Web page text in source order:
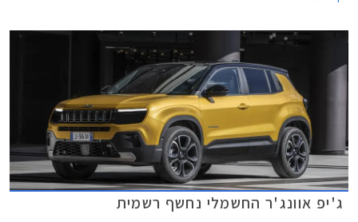
ג'יפ אוונג'ר החשמלי נחשף רשמית